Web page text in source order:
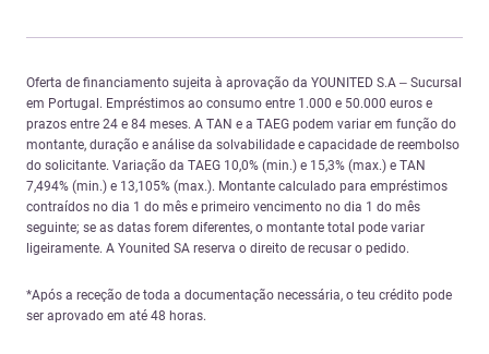
Oferta de financiamento sujeita à aprovação da YOUNITED S.A – Sucursal
em Portugal. Empréstimos ao consumo entre 1.000 e 50.000 euros e
prazos entre 24 e 84 meses. A TAN e a TAEG podem variar em função do
montante, duração e análise da solvabilidade e capacidade de reembolso
do solicitante. Variação da TAEG 10,0% (min.) e 15,3% (max.) e TAN
7,494% (min.) e 13,105% (max.). Montante calculado para empréstimos
contraídos no dia 1 do mês e primeiro vencimento no dia 1 do mês
seguinte; se as datas forem diferentes, o montante total pode variar
ligeiramente. A Younited SA reserva o direito de recusar o pedido.
*Após a receção de toda a documentação necessária, o teu crédito pode
ser aprovado em até 48 horas.